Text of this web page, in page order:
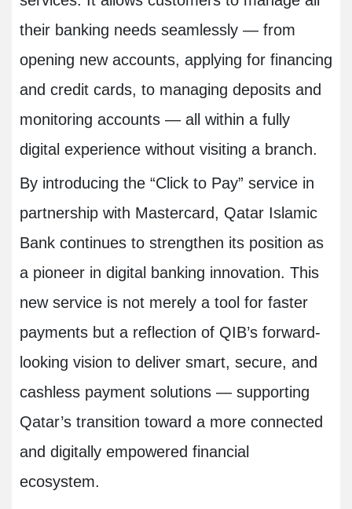
their banking needs seamlessly — from
opening new accounts, applying for financing
and credit cards, to managing deposits and
monitoring accounts — all within a fully
digital experience without visiting a branch.
By introducing the “Click to Pay” service in
partnership with Mastercard, Qatar Islamic
Bank continues to strengthen its position as
a pioneer in digital banking innovation. This
new service is not merely a tool for faster
payments but a reflection of QIB’s forward-
looking vision to deliver smart, secure, and
cashless payment solutions — supporting
Qatar’s transition toward a more connected
and digitally empowered financial
ecosystem.